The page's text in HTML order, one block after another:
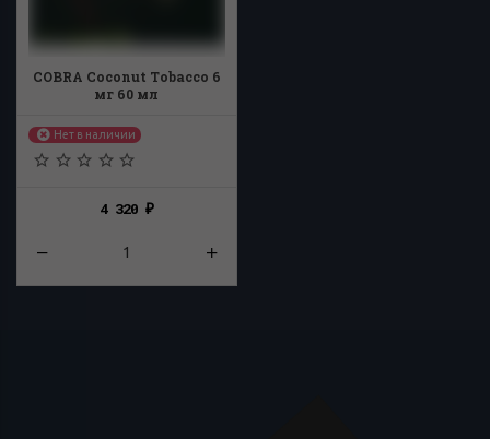
COBRA Coconut Tobacco 6
мг 60 мл
Нет в наличии
4 320₽